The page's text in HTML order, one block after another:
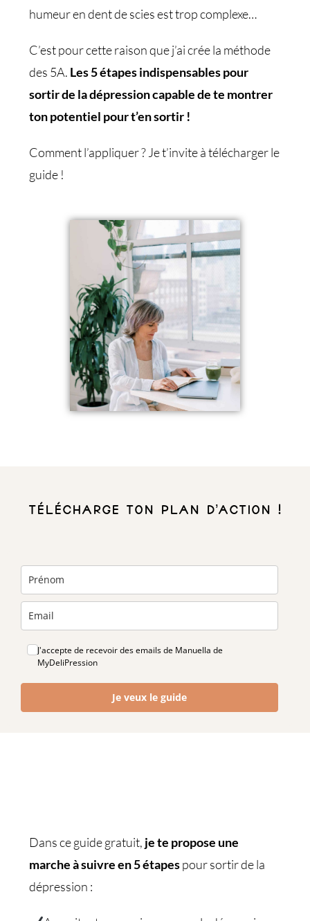
humeur en dent de scies est trop complexe…
C’est pour cette raison que j’ai crée la méthode
des 5A. Les 5 étapes indispensables pour
sortir de la dépression capable de te montrer
ton potentiel pour t’en sortir !
Comment l’appliquer ? Je t’invite à télécharger le
guide !
Télécharge ton plan d’action !
J'accepte de recevoir des emails de Manuella de
MyDeliPression
Je veux le guide
Dans ce guide gratuit, je te propose une
marche à suivre en 5 étapespour sortir de la
dépression :